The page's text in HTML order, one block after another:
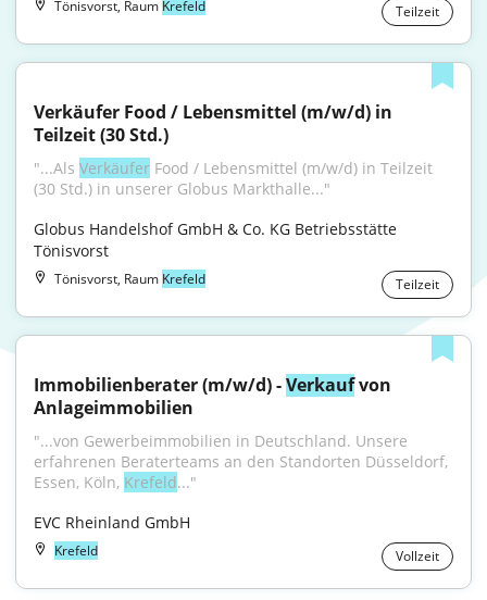
Tönisvorst, Raum Krefeld Teilzeit
Verkäufer Food / Lebensmittel (m/w/d) in
Teilzeit (30 Std.)
"...Als Verkäufer Food / Lebensmittel (m/w/d) in Teilzeit
(30 Std.) in unserer Globus Markthalle..."
Globus Handelshof GmbH & Co. KG Betriebsstätte
Tönisvorst
Tönisvorst, Raum Krefeld Teilzeit
Immobilienberater (m/w/d) - Verkauf von
Anlageimmobilien
"...von Gewerbeimmobilien in Deutschland. Unsere
erfahrenen Beraterteams an den Standorten Düsseldorf,
Essen, Köln, Krefeld..."
EVC Rheinland GmbH
Krefeld Vollzeit